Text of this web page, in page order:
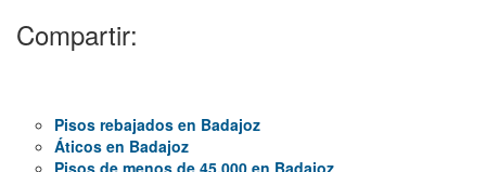
Compartir:
Pisos rebajados en Badajoz
Áticos en Badajoz
Pisos de menos de 45.000 en Badajoz